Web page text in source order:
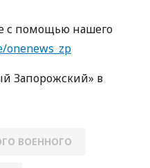
с помощью нашего
onenews_zp
Запорожский» в
ВОЕННОГО